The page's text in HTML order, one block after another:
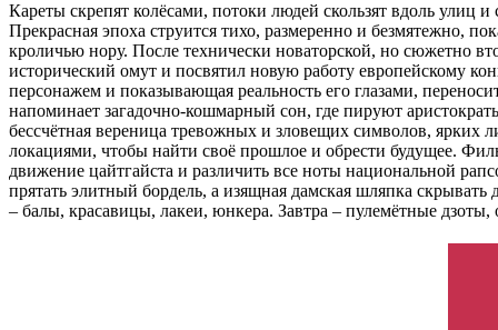
Кареты скрепят колёсами, потоки людей скользят вдоль улиц
Прекрасная эпоха струится тихо, размеренно и безмятежно,
кроличью нору. После технически новаторской, но сюжетно
исторический омут и посвятил новую работу европейскому
персонажем и показывающая реальность его глазами,
напоминает загадочно-кошмарный сон, где пируют
бессчётная вереница тревожных и зловещих символов,
локациями, чтобы найти своё прошлое и обрести будущее.
движение цайтгайста и различить все ноты национальной
прятать элитный бордель, а изящная дамская шляпка
– балы, красавицы, лакеи, юнкера. Завтра – пулемётные